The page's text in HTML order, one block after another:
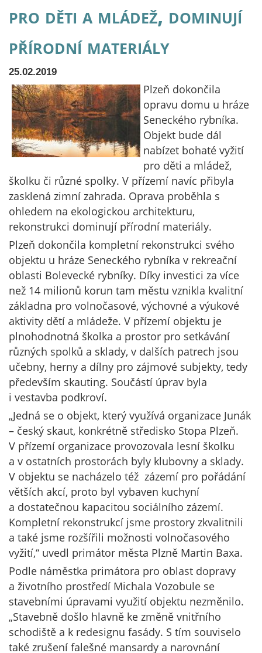
pro děti a mládež, dominují
přírodní materiály
25.02.2019
Plzeň dokončila
opravu domu u hráze
Seneckého rybníka.
Objekt bude dál
nabízet bohaté vyžití
pro děti a mládež,
školku či různé spolky. V přízemí navíc přibyla
zasklená zimní zahrada. Oprava proběhla s
ohledem na ekologickou architekturu,
rekonstrukci dominují přírodní materiály.
Plzeň dokončila kompletní rekonstrukci svého
objektu u hráze Seneckého rybníka v rekreační
oblasti Bolevecké rybníky. Díky investici za více
než 14 milionů korun tam městu vznikla kvalitní
základna pro volnočasové, výchovné a výukové
aktivity dětí a mládeže. V přízemí objektu je
plnohodnotná školka a prostor pro setkávání
různých spolků a sklady, v dalších patrech jsou
učebny, herny a dílny pro zájmové subjekty, tedy
především skauting. Součástí úprav byla
i vestavba podkroví.
„Jedná se o objekt, který využívá organizace Junák
– český skaut, konkrétně středisko Stopa Plzeň.
V přízemí organizace provozovala lesní školku
a v ostatních prostorách byly klubovny a sklady.
V objektu se nacházelo též zázemí pro pořádání
větších akcí, proto byl vybaven kuchyní
a dostatečnou kapacitou sociálního zázemí.
Kompletní rekonstrukcí jsme prostory zkvalitnili
a také jsme rozšířili možnosti volnočasového
vyžití,“ uvedl primátor města Plzně Martin Baxa.
Podle náměstka primátora pro oblast dopravy
a životního prostředí Michala Vozobule se
stavebními úpravami využití objektu nezměnilo.
„Stavebně došlo hlavně ke změně vnitřního
schodiště a k redesignu fasády. S tím souviselo
také zrušení falešné mansardy a narovnání